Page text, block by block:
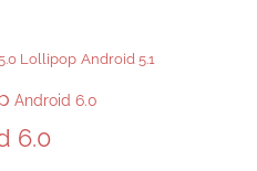
Lollipop Android 5.1
Android 6.0
6.0